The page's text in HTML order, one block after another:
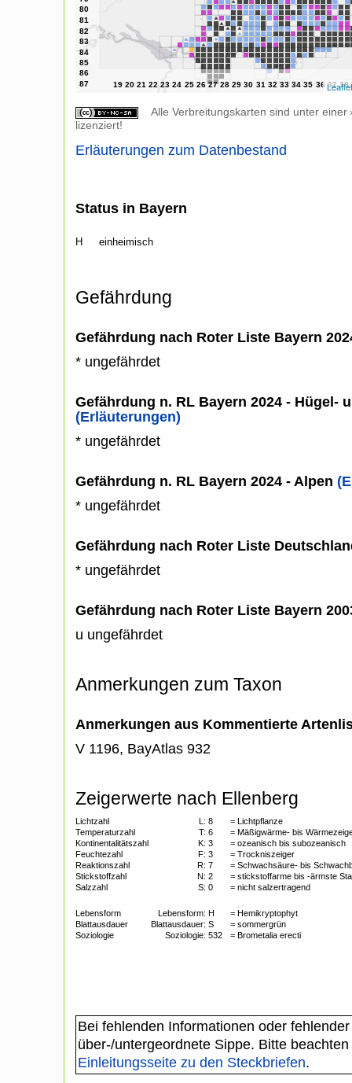
Leaflet
Alle Verbreitungskarten sind unter einer
lizenziert!
Erläuterungen zum Datenbestand
Status in Bayern
H einheimisch
Gefährdung
Gefährdung nach Roter Liste Bayern
* ungefährdet
Gefährdung n. RL Bayern 2024 - Hügel-
(Erläuterungen)
* ungefährdet
Gefährdung n. RL Bayern 2024 - Alpen
* ungefährdet
Gefährdung nach Roter Liste
* ungefährdet
Gefährdung nach Roter Liste Bayern
u ungefährdet
Anmerkungen zum Taxon
Anmerkungen aus Kommentierte
V 1196, BayAtlas 932
Zeigerwerte nach Ellenberg
Lichtzahl L: 8
= Lichtpflanze
Temperaturzahl
T: 6
= Mäßigwärme- bis
Kontinentalitätszahl
K: 3
= ozeanisch bis subozeanisch
Feuchtezahl
F: 3
= Trockniszeiger
Reaktionszahl
R: 7
= Schwachsäure- bis
Stickstoffzahl
N: 2
= stickstoffarme bis -ärmste
Salzzahl
S: 0 = nicht salzertragend
Lebensform Lebensform: H
= Hemikryptophyt
Blattausdauer
Blattausdauer: S
= sommergrün
Soziologie
Soziologie: 532 = Brometalia erecti
Bei fehlenden Informationen oder
über-/untergeordnete Sippe. Bitte
Einleitungsseite zu den Steckbriefen.